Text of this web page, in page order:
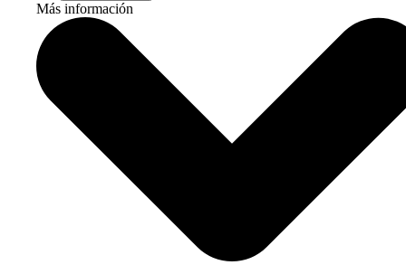
Más información